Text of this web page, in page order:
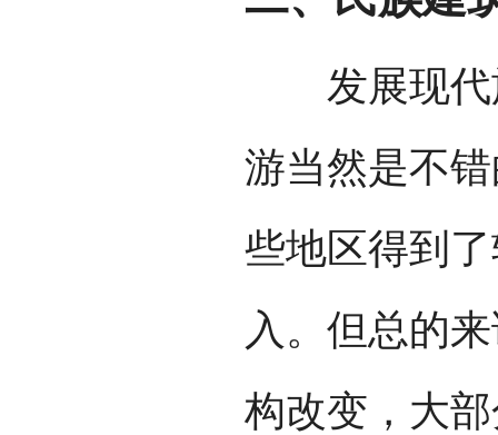
发展现代
游当然是不
些地区得到
入。但总的
构改变，大